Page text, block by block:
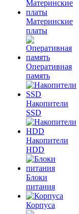
Материнские
платы
Оперативная
память
Накопители
SSD
Накопители
HDD
Блоки
питания
Корпуса